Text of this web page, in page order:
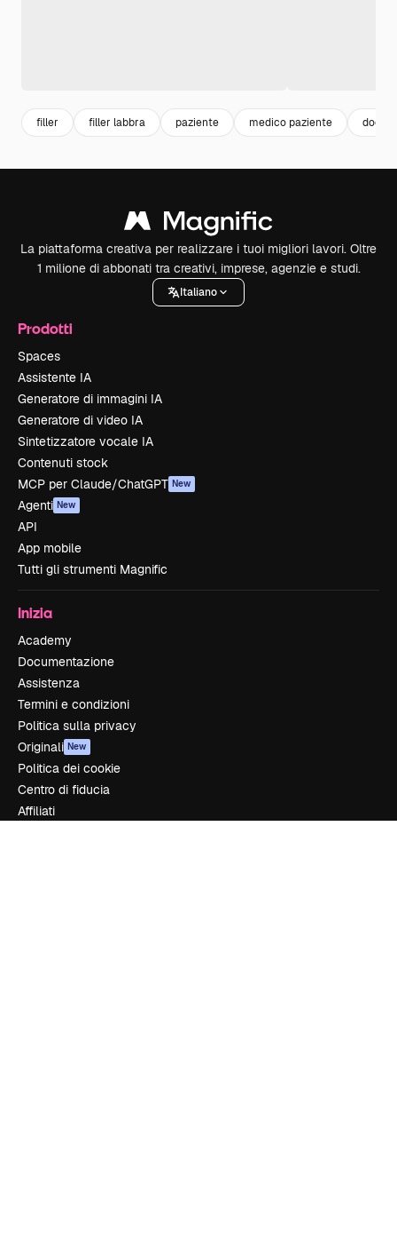
filler filler labbra paziente medico paziente doctor
La piattaforma creativa per realizzare i tuoi migliori lavori. Oltre
1 milione di abbonati tra creativi, imprese, agenzie e studi.
Italiano
Prodotti
Spaces
Assistente IA
Generatore di immagini IA
Generatore di video IA
Sintetizzatore vocale IA
Contenuti stock
MCP per Claude/ChatGPT New
Agenti New
API
App mobile
Tutti gli strumenti Magnific
Inizia
Academy
Documentazione
Assistenza
Termini e condizioni
Politica sulla privacy
Originali New
Politica dei cookie
Centro di fiducia
Affiliati